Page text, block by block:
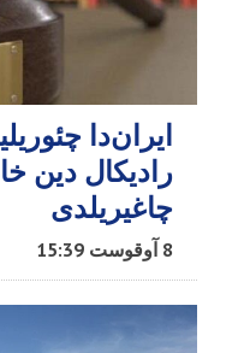
ایران‌دا
رادیکال دین
چاغیریلدی
8 آوقوست 15:39